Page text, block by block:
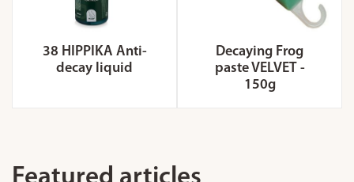
38 HIPPIKA Anti-
decay liquid
Decaying Frog
paste VELVET -
150g